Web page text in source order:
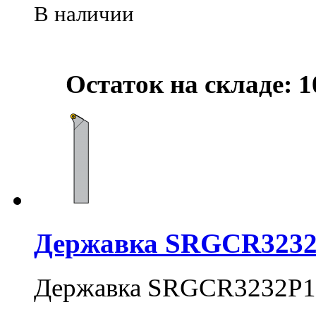
В наличии
Остаток на складе:
Державка
Державка